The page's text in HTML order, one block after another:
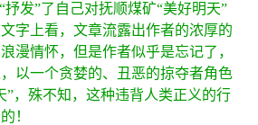
抒发”了自己对抚顺煤矿“美好明天”
字上看，文章流露出作者的浓厚的
漫情怀，但是作者似乎是忘记了，
以一个贪婪的、丑恶的掠夺者角色
”，殊不知，这种违背人类正义的行
！